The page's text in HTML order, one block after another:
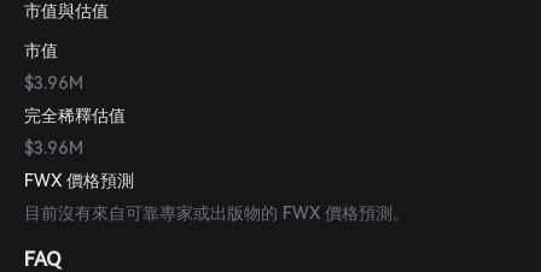
市值與估值
市值
$3.96M
完全稀釋估值
$3.96M
FWX 價格預測
目前沒有來自可靠專家或出版物的 FWX 價格預測。
FAQ